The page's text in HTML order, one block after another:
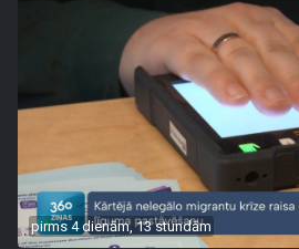
pirms 4 dienām, 13 stundām